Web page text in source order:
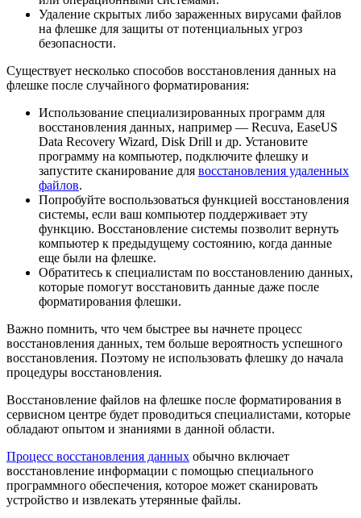
Удаление скрытых либо зараженных вирусами файлов
на флешке для защиты от потенциальных угроз
безопасности.
Существует несколько способов восстановления данных на
флешке после случайного форматирования:
Использование специализированных программ для
восстановления данных, например — Recuva, EaseUS
Data Recovery Wizard, Disk Drill и др. Установите
программу на компьютер, подключите флешку и
запустите сканирование для восстановления удаленных
файлов.
Попробуйте воспользоваться функцией восстановления
системы, если ваш компьютер поддерживает эту
функцию. Восстановление системы позволит вернуть
компьютер к предыдущему состоянию, когда данные
еще были на флешке.
Обратитесь к специалистам по восстановлению данных,
которые помогут восстановить данные даже после
форматирования флешки.
Важно помнить, что чем быстрее вы начнете процесс
восстановления данных, тем больше вероятность успешного
восстановления. Поэтому не использовать флешку до начала
процедуры восстановления.
Восстановление файлов на флешке после форматирования в
сервисном центре будет проводиться специалистами, которые
обладают опытом и знаниями в данной области.
Процесс восстановления данных обычно включает
восстановление информации с помощью специального
программного обеспечения, которое может сканировать
устройство и извлекать утерянные файлы.